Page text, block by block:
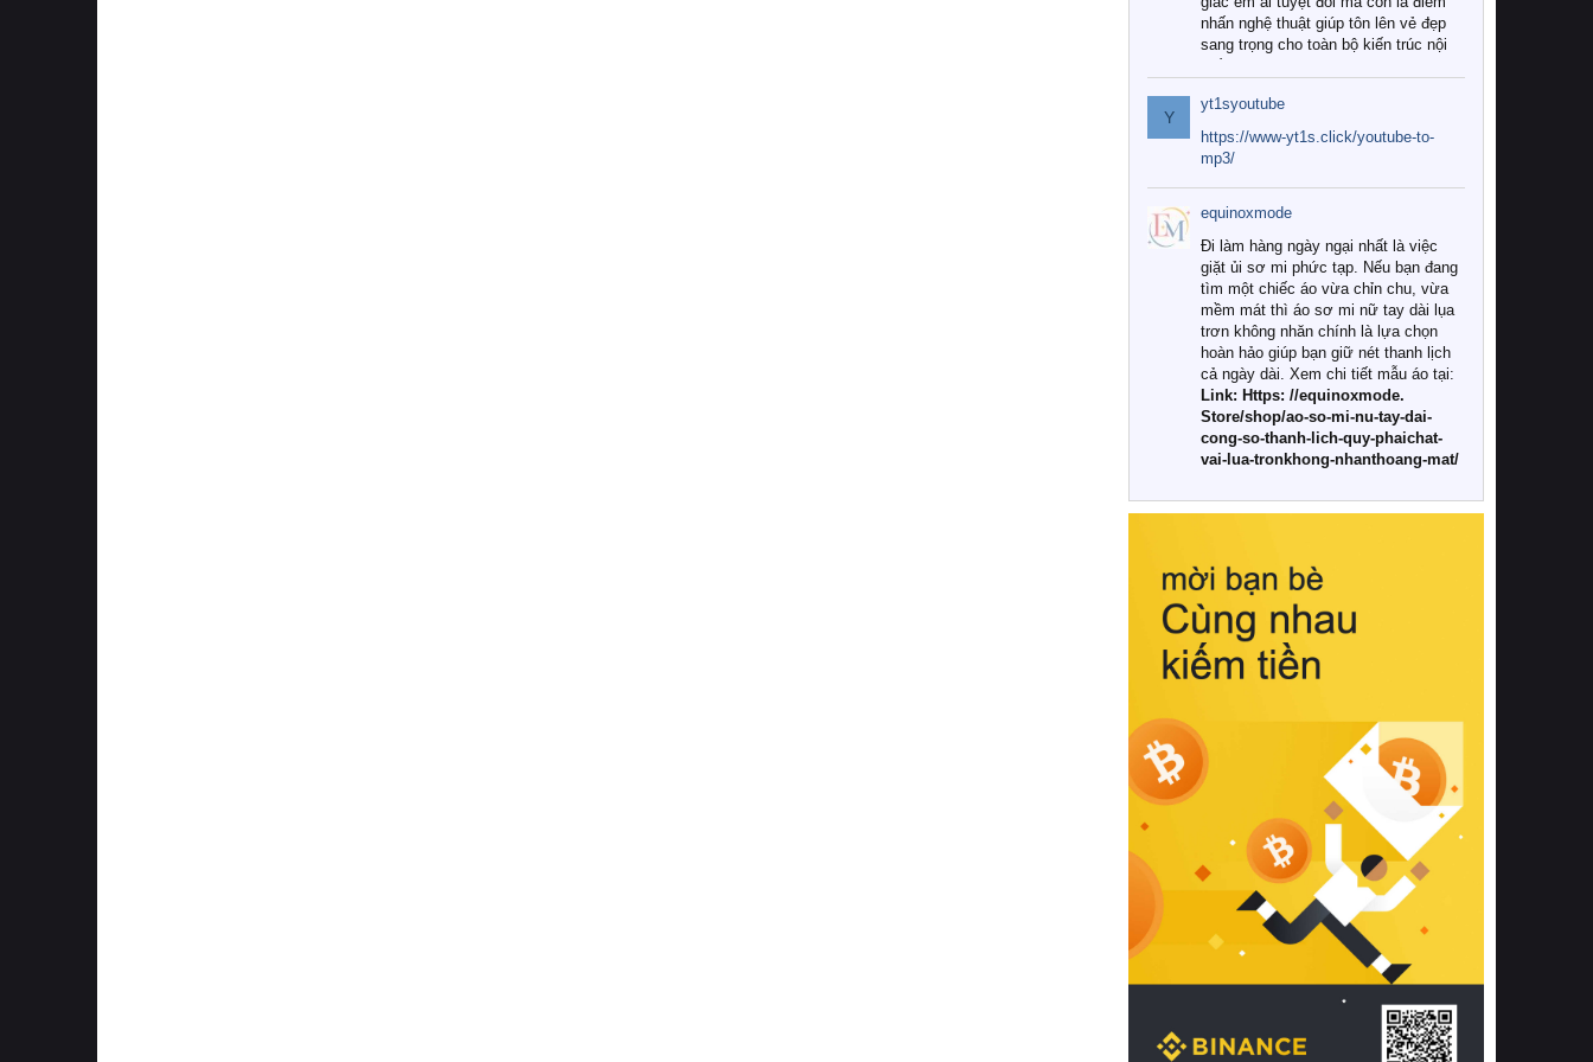
nhấn nghệ thuật giúp tôn lên vẻ đẹp
sang trọng cho toàn bộ kiến trúc nội
Tuy nhiên, giữa thị trường đa dạng
với vô vàn thương hiệu và mẫu mã
như hiện nay, làm thế nào để chọn
được những bộ chăn ga gối đệm cao
cấp thực sự chất lượng, phù hợp với
khí hậu và nhu cầu sử dụng của gia
đình? Hãy cùng chúng tôi đi tìm lời
giải đáp chi tiết qua bài viết dưới đây.
1. Tại sao các gia đình hiện đại lại ưa
chuộng chăn ga gối đệm cao cấp?
Khác với các dòng sản phẩm thông
thường, những bộ chăn ga gối đệm
cao cấp trải qua quy trình sản xuất
nghiêm ngặt từ khâu chọn lọc nguyên
liệu tự nhiên đến công nghệ dệt
nhuộm hiện đại không chứa hóa chất
này, bạn sẽ cảm nhận rõ rệt sự khác
hồi chuẩn xác của phần đệm nâng đỡ
cột sống.
Bên cạnh đó, việc lựa chọn các dòng
sản phẩm đạt chuẩn chất lượng quốc
tế còn giúp ngăn ngừa tình trạng kích
khuẩn và nấm mốc trong điều kiện
thời tiết nóng ẩm. Bạn có thể tìm hiểu
thêm các nghiên cứu khoa học về tác
động của giấc ngủ và môi trường
phòng ngủ đối với sức khỏe con
người tại Sleep Foundation (External
Link) để có cái nhìn toàn diện hơn.
2. Các tiêu chí vàng khi lựa chọn
chăn ga gối đệm cao cấp cho phòng
ngủ
Để sở hữu một bộ chăn ga gối đệm
cao cấp hoàn hảo cả về thẩm mỹ lẫn
công năng, người tiêu dùng cần cân
nhắc kỹ lưỡng các tiêu chí quan trọng
Y
yt1syoutube
https://www-yt1s.click/youtube-to-
mp3/
equinoxmode
Đi làm hàng ngày ngại nhất là việc
giặt ủi sơ mi phức tạp. Nếu bạn đang
tìm một chiếc áo vừa chỉn chu, vừa
mềm mát thì áo sơ mi nữ tay dài lụa
trơn không nhăn chính là lựa chọn
hoàn hảo giúp bạn giữ nét thanh lịch
cả ngày dài. Xem chi tiết mẫu áo tại:
Link: Https: //equinoxmode.
Store/shop/ao-so-mi-nu-tay-dai-
cong-so-thanh-lich-quy-phaichat-
vai-lua-tronkhong-nhanthoang-mat/